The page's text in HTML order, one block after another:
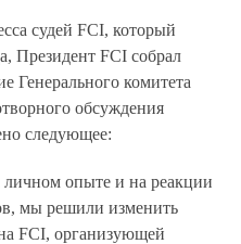
судей FCI, который
Президент FCI собрал
Генерального комитета
обсуждения
следующее:
опыте и на реакции
мы решили изменить
FCI, организующей